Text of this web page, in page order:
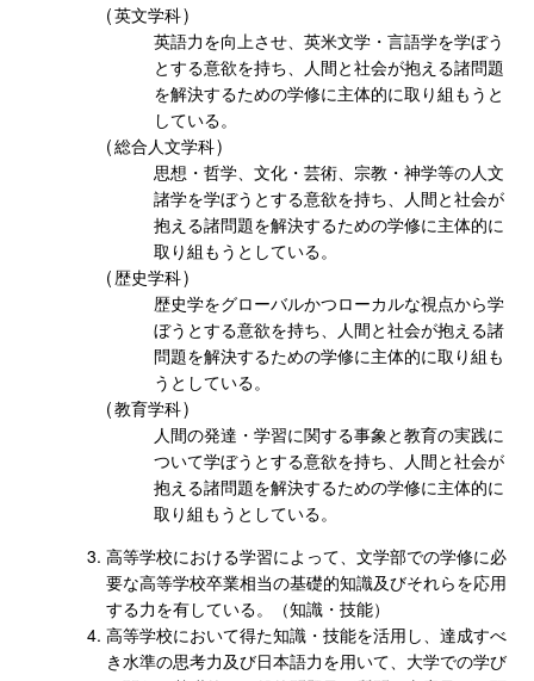
英文学科
英語力を向上させ、英米文学・言語学を学ぼう
とする意欲を持ち、人間と社会が抱える諸問題
を解決するための学修に主体的に取り組もうと
している。
総合人文学科
思想・哲学、文化・芸術、宗教・神学等の人文
諸学を学ぼうとする意欲を持ち、人間と社会が
抱える諸問題を解決するための学修に主体的に
取り組もうとしている。
歴史学科
歴史学をグローバルかつローカルな視点から学
ぼうとする意欲を持ち、人間と社会が抱える諸
問題を解決するための学修に主体的に取り組も
うとしている。
教育学科
人間の発達・学習に関する事象と教育の実践に
ついて学ぼうとする意欲を持ち、人間と社会が
抱える諸問題を解決するための学修に主体的に
取り組もうとしている。
高等学校における学習によって、文学部での学修に必
要な高等学校卒業相当の基礎的知識及びそれらを応用
する力を有している。（知識・技能）
高等学校において得た知識・技能を活用し、達成すべ
き水準の思考力及び日本語力を用いて、大学での学び